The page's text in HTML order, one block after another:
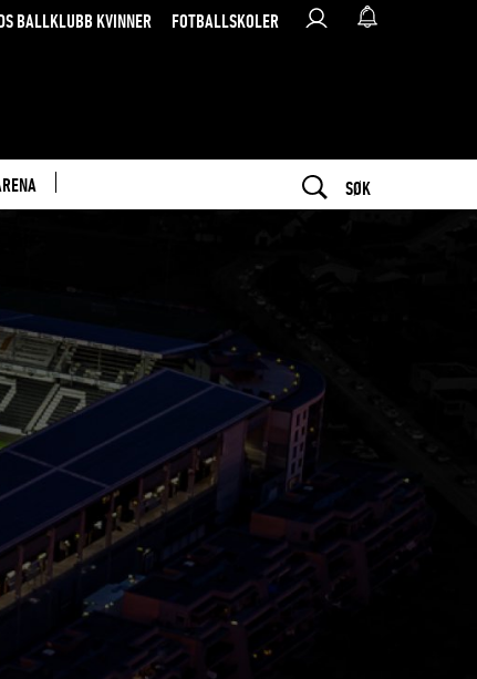
BALLKLUBB KVINNER FOTBALLSKOLER
SØK